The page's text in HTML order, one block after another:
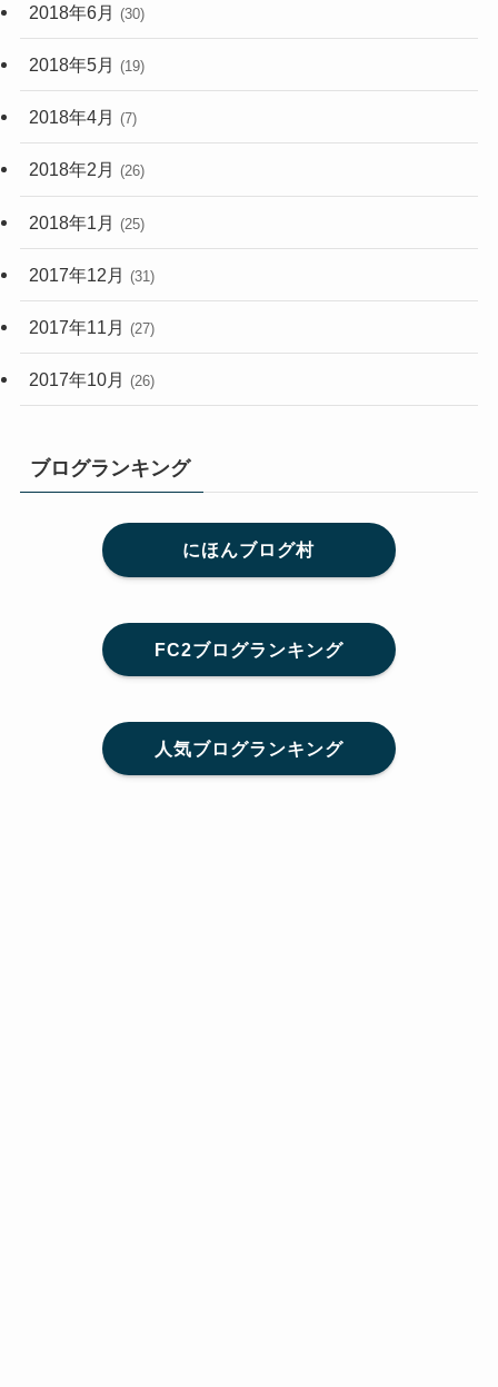
2018年6月 (30)
2018年5月 (19)
2018年4月 (7)
2018年2月 (26)
2018年1月 (25)
2017年12月 (31)
2017年11月 (27)
2017年10月 (26)
ブログランキング
にほんブログ村
FC2ブログランキング
人気ブログランキング